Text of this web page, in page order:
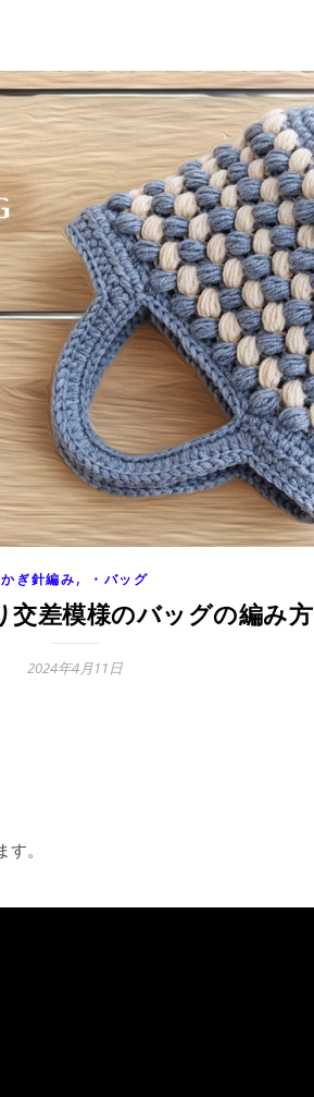
かぎ針編み, ・バッグ
交差模様のバッグの編み方
2024年4月11日
。